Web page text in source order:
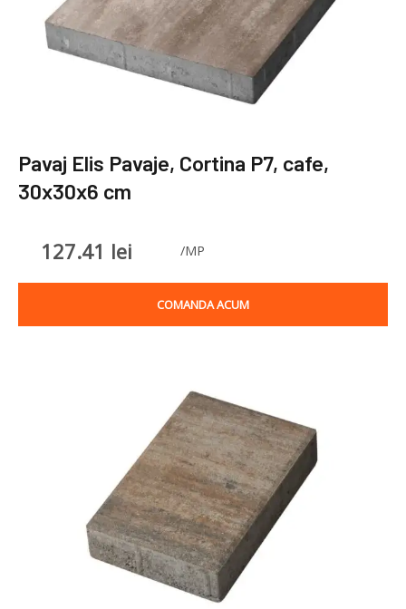
Pavaj Elis Pavaje, Cortina P7, cafe,
30x30x6 cm
127.41 lei /MP
COMANDA ACUM